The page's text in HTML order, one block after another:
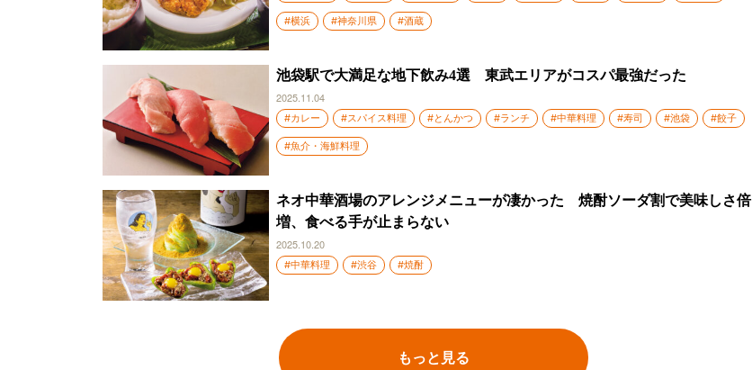
#横浜 #神奈川県 #酒蔵
池袋駅で大満足な地下飲み4選 東武エリアがコスパ最強だった
2025.11.04
#カレー #スパイス料理 #とんかつ #ランチ #中華料理 #寿司 #池袋 #餃子
#魚介・海鮮料理
ネオ中華酒場のアレンジメニューが凄かった 焼酎ソーダ割で美味しさ倍
増、食べる手が止まらない
2025.10.20
#中華料理 #渋谷 #焼酎
もっと見る